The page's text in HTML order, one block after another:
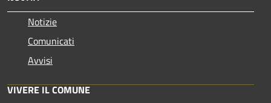
Notizie
Comunicati
Avvisi
VIVERE IL COMUNE